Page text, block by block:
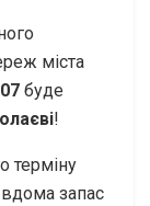
міста
буде
!
терміну
запас